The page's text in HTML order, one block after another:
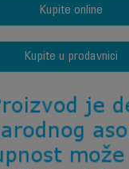
Kupite online
Kupite u prodavnici